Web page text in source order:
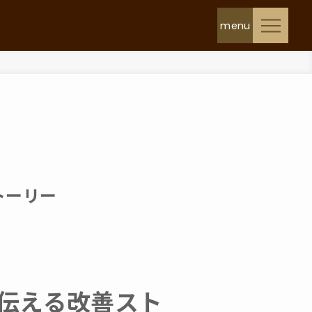
リー
える改善スト